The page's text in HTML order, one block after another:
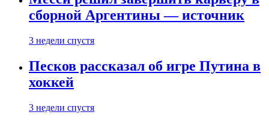
сборной Аргентины — источник
3 недели спустя
Песков рассказал об игре Путина в
хоккей
3 недели спустя